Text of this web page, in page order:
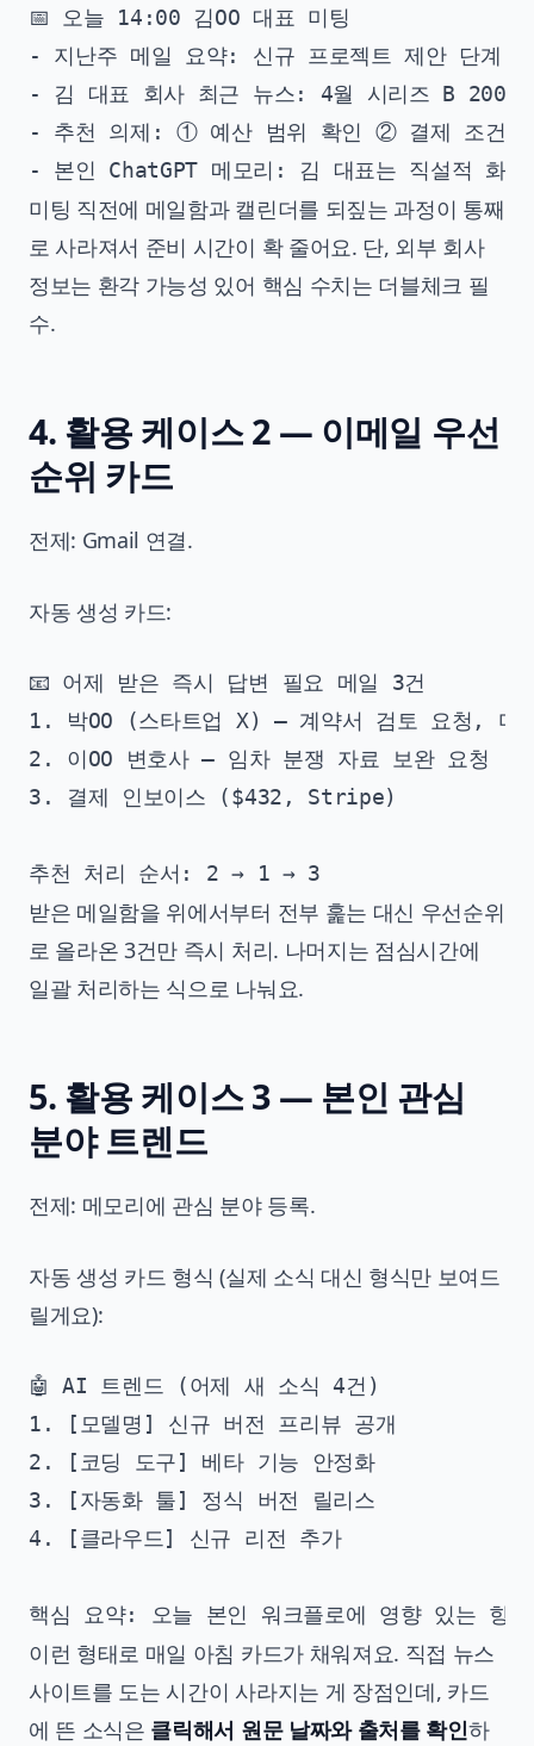
📅 오늘 14:00 김OO 대표 미팅
- 지난주 메일 요약: 신규 프로젝트 제안 단계
- 김 대표 회사 최근 뉴스: 4월 시리즈 B 200억
- 추천 의제: ① 예산 범위 확인 ② 결제 조건
미팅 직전에 메일함과 캘린더를 되짚는 과정이 통째
로 사라져서 준비 시간이 확 줄어요. 단, 외부 회사
정보는 환각 가능성 있어 핵심 수치는 더블체크 필
수.
4. 활용 케이스 2 — 이메일 우선
순위 카드
전제: Gmail 연결.
자동 생성 카드:
📧 어제 받은 즉시 답변 필요 메일 3건
1. 박OO (스타트업 X) — 계약서 검토 요청, 마
2. 이OO 변호사 — 임차 분쟁 자료 보완 요청
3. 결제 인보이스 ($432, Stripe)
받은 메일함을 위에서부터 전부 훑는 대신 우선순위
로 올라온 3건만 즉시 처리. 나머지는 점심시간에
일괄 처리하는 식으로 나눠요.
5. 활용 케이스 3 — 본인 관심
분야 트렌드
전제: 메모리에 관심 분야 등록.
자동 생성 카드 형식 (실제 소식 대신 형식만 보여드
릴게요):
🤖 AI 트렌드 (어제 새 소식 4건)
1. [모델명] 신규 버전 프리뷰 공개
2. [코딩 도구] 베타 기능 안정화
3. [자동화 툴] 정식 버전 릴리스
4. [클라우드] 신규 리전 추가
이런 형태로 매일 아침 카드가 채워져요. 직접 뉴스
사이트를 도는 시간이 사라지는 게 장점인데, 카드
에 뜬 소식은 클릭해서 원문 날짜와 출처를 확인하